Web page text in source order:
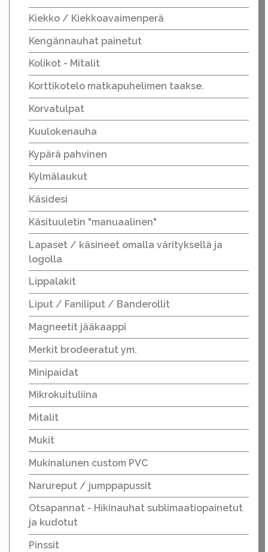
Kiekko / Kiekkoavaimenperä
Kengännauhat painetut
Kolikot - Mitalit
Korttikotelo matkapuhelimen taakse.
Korvatulpat
Kuulokenauha
Kypärä pahvinen
Kylmälaukut
Käsidesi
Käsituuletin "manuaalinen"
Lapaset / käsineet omalla värityksellä ja
logolla
Lippalakit
Liput / Faniliput / Banderollit
Magneetit jääkaappi
Merkit brodeeratut ym.
Minipaidat
Mikrokuituliina
Mitalit
Mukit
Mukinalunen custom PVC
Narureput / jumppapussit
Otsapannat - Hikinauhat sublimaatiopainetut
ja kudotut
Pinssit